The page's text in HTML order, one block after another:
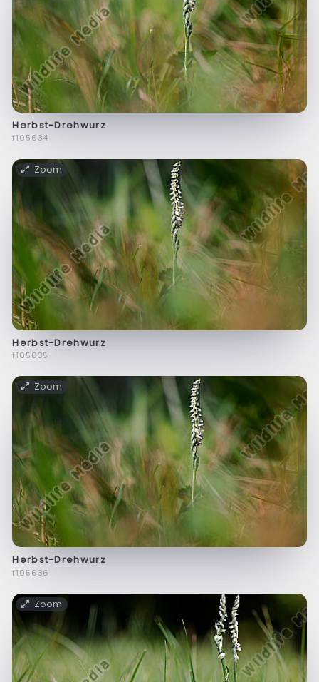
Herbst-Drehwurz
f105634
Zoom
Herbst-Drehwurz
f105635
Zoom
Herbst-Drehwurz
f105636
Zoom